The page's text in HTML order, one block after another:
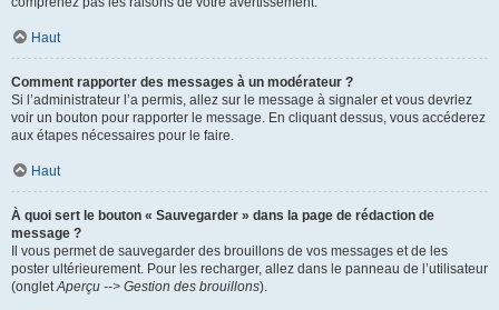
Haut
Comment rapporter des messages à un modérateur ?
Si l’administrateur l’a permis, allez sur le message à signaler et vous devriez
voir un bouton pour rapporter le message. En cliquant dessus, vous accéderez
aux étapes nécessaires pour le faire.
Haut
À quoi sert le bouton « Sauvegarder » dans la page de rédaction de
message ?
Il vous permet de sauvegarder des brouillons de vos messages et de les
poster ultérieurement. Pour les recharger, allez dans le panneau de l’utilisateur
(ongletAperçu --> Gestion des brouillons).